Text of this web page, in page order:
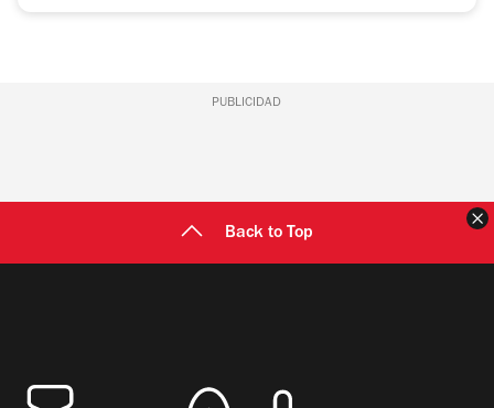
PUBLICIDAD
Back to Top